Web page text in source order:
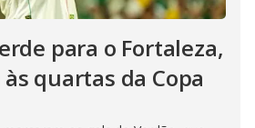
para o Fortaleza,
quartas da Copa